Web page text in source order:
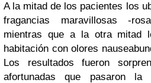
A la mitad de los pacientes los
fragancias maravillosas -
mientras que a la otra mitad
habitación con olores
Los resultados fueron
afortunadas que pasaron